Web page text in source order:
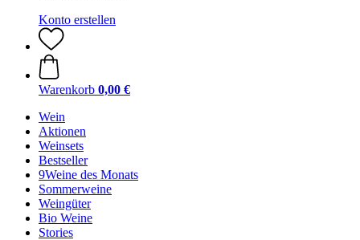
Konto erstellen
Warenkorb 0,00 €
Wein
Aktionen
Weinsets
Bestseller
9Weine des Monats
Sommerweine
Weingüter
Bio Weine
Stories